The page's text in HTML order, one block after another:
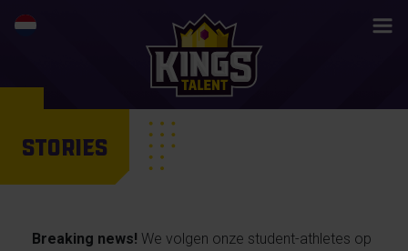
STORIES
Breaking news! We volgen onze student-athletes op